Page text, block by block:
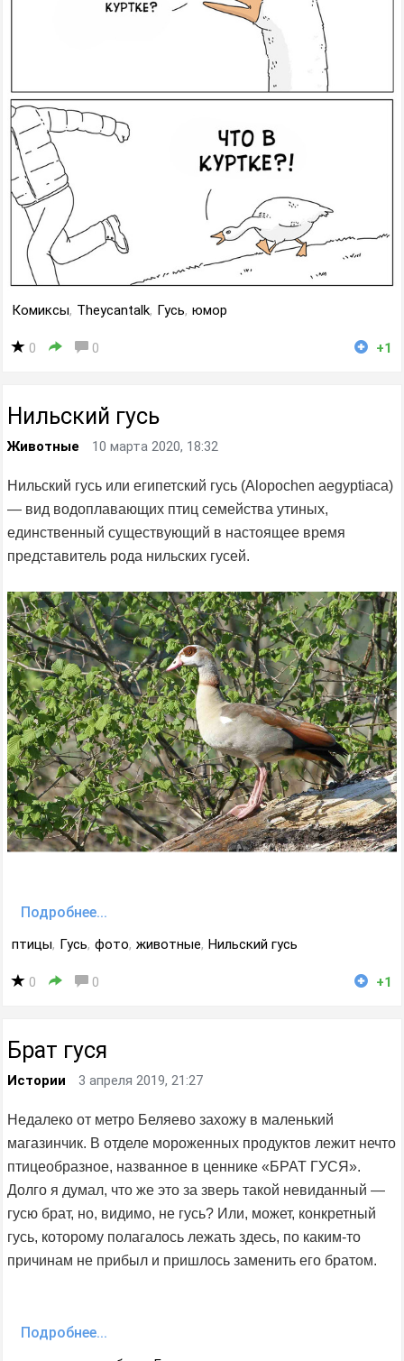
Комиксы, Theycantalk, Гусь, юмор
0 0 +1
Нильский гусь
Животные 10 марта 2020, 18:32
Нильский гусь или египетский гусь (Alopochen aegyptiaca)
— вид водоплавающих птиц семейства утиных,
единственный существующий в настоящее время
представитель рода нильских гусей.
Подробнее...
птицы, Гусь, фото, животные, Нильский гусь
0 0 +1
Брат гуся
Истории 3 апреля 2019, 21:27
Недалеко от метро Беляево захожу в маленький
магазинчик. В отделе мороженных продуктов лежит нечто
птицеобразное, названное в ценнике «БРАТ ГУСЯ».
Долго я думал, что же это за зверь такой невиданный —
гусю брат, но, видимо, не гусь? Или, может, конкретный
гусь, которому полагалось лежать здесь, по каким-то
причинам не прибыл и пришлось заменить его братом.
Подробнее...